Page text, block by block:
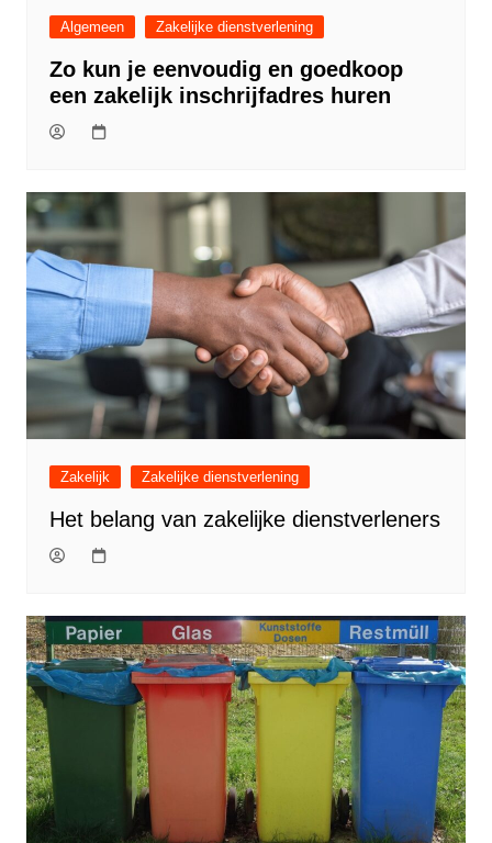
Algemeen Zakelijke dienstverlening
Zo kun je eenvoudig en goedkoop
een zakelijk inschrijfadres huren
Zakelijk Zakelijke dienstverlening
Het belang van zakelijke dienstverleners